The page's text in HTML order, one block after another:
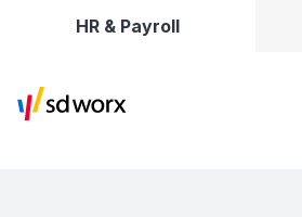
HR & Payroll